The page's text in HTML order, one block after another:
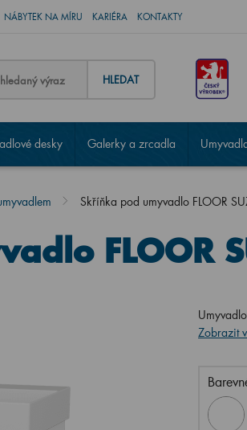
NÁBYTEK NA MÍRU KARIÉRA KONTAKTY
HLEDAT
desky Galerky a zrcadla
Skříňka pod umyvadlo FLOOR
FLOOR
Zobrazit